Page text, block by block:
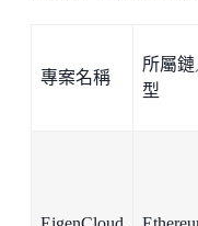
專案名稱
所屬鏈
型